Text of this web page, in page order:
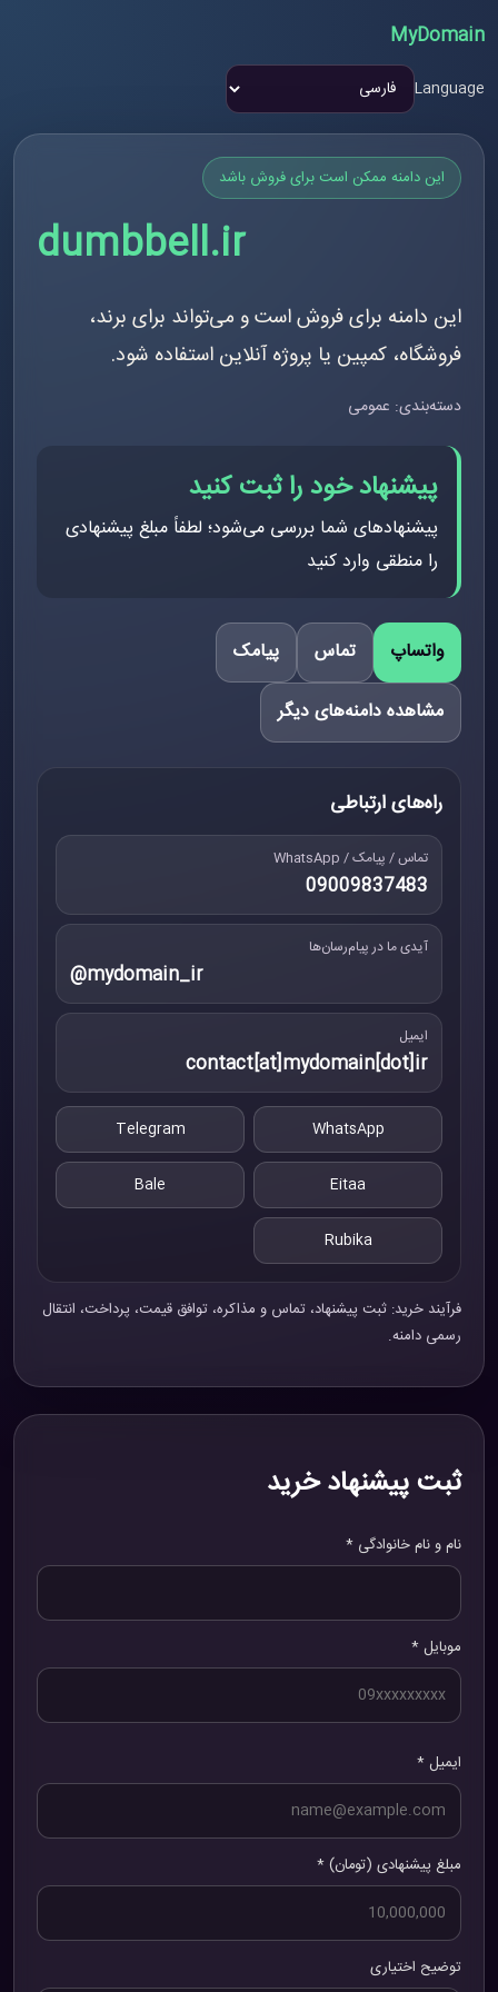
MyDomain
Language
این دامنه ممکن است برای فروش باشد
dumbbell.ir
این دامنه برای فروش است و می‌تواند برای برند،
فروشگاه، کمپین یا پروژه آنلاین استفاده شود.
دسته‌بندی: عمومی
پیشنهاد خود را ثبت کنید
پیشنهادهای شما بررسی می‌شود؛ لطفاً مبلغ پیشنهادی
را منطقی وارد کنید
واتساپ تماس
پیامک
مشاهده دامنه‌های دیگر
راه‌های ارتباطی
تماس / پیامک / WhatsApp
09009837483
آیدی ما در پیام‌رسان‌ها
@mydomain_ir
ایمیل
contact[at]mydomain[dot]ir
WhatsApp
Telegram
Eitaa
Bale
Rubika
فرآیند خرید: ثبت پیشنهاد، تماس و مذاکره، توافق قیمت، پرداخت، انتقال
رسمی دامنه.
ثبت پیشنهاد خرید
نام و نام خانوادگی *
موبایل *
ایمیل *
مبلغ پیشنهادی (تومان) *
توضیح اختیاری